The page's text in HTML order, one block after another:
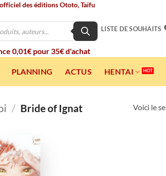
des éditions Ototo, Taïfu
0,01€ pour 35€ d'achat
LISTE DE SOUHAITS
PLANNING ACTUS HENTAI
/ Bride of Ignat Voici le
Ajouter
à la